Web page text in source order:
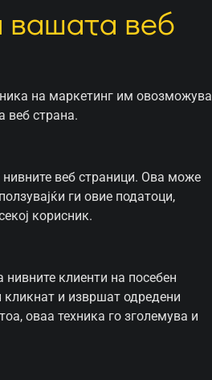
вашата веб
на маркетинг им овозможува
веб страна.
нивните веб страници. Ова може
ги овие податоци,
корисник.
клиенти на посебен
кликнат и извршат одредени
оваа техника го зголемува и